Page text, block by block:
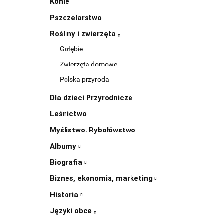
Pszczelarstwo
Rośliny i zwierzęta
Gołębie
Zwierzęta domowe
Polska przyroda
Dla dzieci Przyrodnicze
Leśnictwo
Myślistwo. Rybołówstwo
Albumy
Biografia
Biznes, ekonomia, marketing
Historia
Języki obce